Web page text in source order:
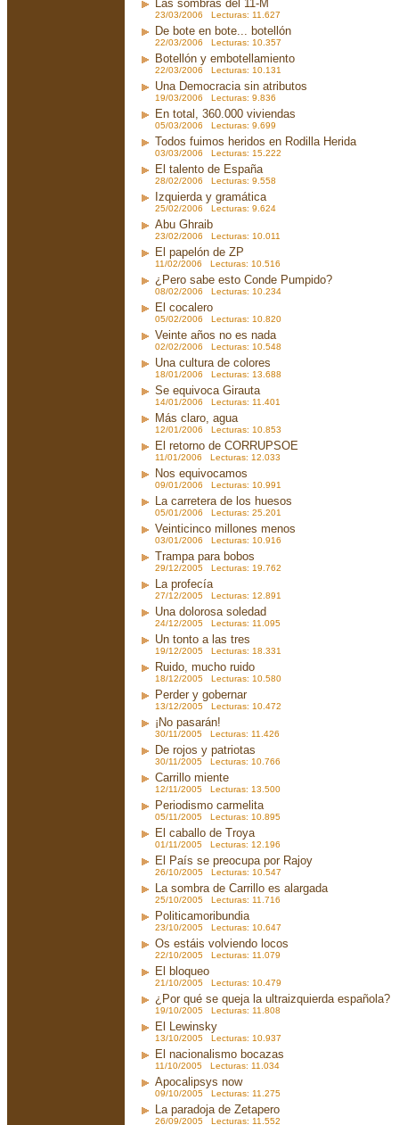
Las sombras del 11-M
23/03/2006 Lecturas: 11.627
De bote en bote... botellón
22/03/2006 Lecturas: 10.357
Botellón y embotellamiento
22/03/2006 Lecturas: 10.131
Una Democracia sin atributos
19/03/2006 Lecturas: 9.836
En total, 360.000 viviendas
05/03/2006 Lecturas: 9.699
Todos fuimos heridos en Rodilla Herida
03/03/2006 Lecturas: 15.222
El talento de España
28/02/2006 Lecturas: 9.558
Izquierda y gramática
25/02/2006 Lecturas: 9.624
Abu Ghraib
23/02/2006 Lecturas: 10.011
El papelón de ZP
11/02/2006 Lecturas: 10.516
¿Pero sabe esto Conde Pumpido?
08/02/2006 Lecturas: 10.234
El cocalero
05/02/2006 Lecturas: 10.820
Veinte años no es nada
02/02/2006 Lecturas: 10.548
Una cultura de colores
18/01/2006 Lecturas: 13.688
Se equivoca Girauta
14/01/2006 Lecturas: 11.401
Más claro, agua
12/01/2006 Lecturas: 10.853
El retorno de CORRUPSOE
11/01/2006 Lecturas: 12.033
Nos equivocamos
09/01/2006 Lecturas: 10.991
La carretera de los huesos
05/01/2006 Lecturas: 25.201
Veinticinco millones menos
03/01/2006 Lecturas: 10.916
Trampa para bobos
29/12/2005 Lecturas: 19.762
La profecía
27/12/2005 Lecturas: 12.891
Una dolorosa soledad
24/12/2005 Lecturas: 11.095
Un tonto a las tres
19/12/2005 Lecturas: 18.331
Ruido, mucho ruido
18/12/2005 Lecturas: 10.580
Perder y gobernar
13/12/2005 Lecturas: 10.472
¡No pasarán!
30/11/2005 Lecturas: 11.426
De rojos y patriotas
30/11/2005 Lecturas: 10.766
Carrillo miente
12/11/2005 Lecturas: 13.500
Periodismo carmelita
05/11/2005 Lecturas: 10.895
El caballo de Troya
01/11/2005 Lecturas: 12.196
El País se preocupa por Rajoy
26/10/2005 Lecturas: 10.547
La sombra de Carrillo es alargada
25/10/2005 Lecturas: 11.716
Politicamoribundia
23/10/2005 Lecturas: 10.647
Os estáis volviendo locos
22/10/2005 Lecturas: 11.079
El bloqueo
21/10/2005 Lecturas: 10.479
¿Por qué se queja la ultraizquierda española?
19/10/2005 Lecturas: 11.808
El Lewinsky
13/10/2005 Lecturas: 10.937
El nacionalismo bocazas
11/10/2005 Lecturas: 11.034
Apocalipsys now
09/10/2005 Lecturas: 11.275
La paradoja de Zetapero
26/09/2005 Lecturas: 11.552